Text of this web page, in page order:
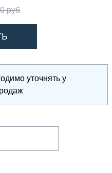
руб
уточнять у